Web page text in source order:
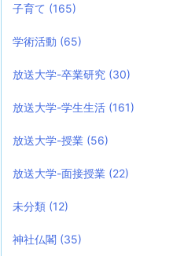
子育て (165)
学術活動 (65)
放送大学-卒業研究 (30)
放送大学-学生生活 (161)
放送大学-授業 (56)
放送大学-面接授業 (22)
未分類 (12)
神社仏閣 (35)